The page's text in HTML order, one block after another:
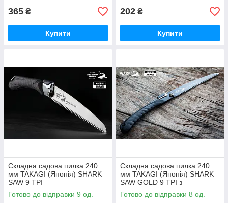
365 ₴
Купити
202 ₴
Купити
Складна садова пилка 240
мм TAKAGI (Японія) SHARK
SAW 9 TPI ​​
Готово до відправки 9 од.
Складна садова пилка 240
мм TAKAGI (Японія) SHARK
SAW GOLD 9 TPI з
фторопластовим покриттям
Готово до відправки 8 од.